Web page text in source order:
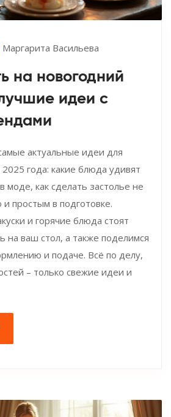
Маргарита Васильева
на новогодний
идеи с
актуальные идеи для
года: какие блюда удивят
моде, как сделать застолье не
и простым в подготовке.
и горячие блюда стоят
на ваш стол, а также поделимся
и подаче. Всё по делу,
– только свежие идеи и